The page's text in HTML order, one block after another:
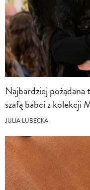
Najbardziej pożądana
szafą babci z kolekcji
JULIA LUBECKA